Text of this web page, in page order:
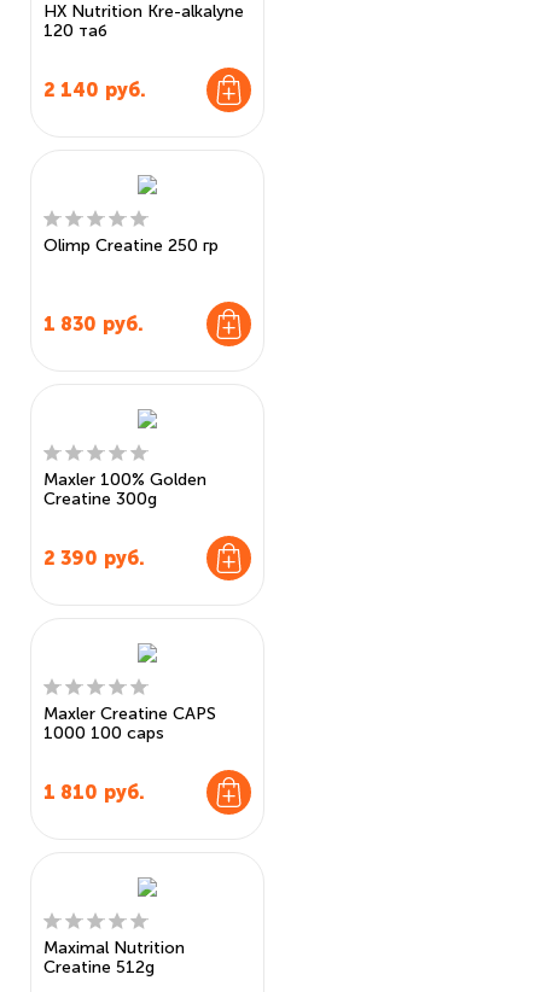
HX Nutrition Kre-alkalyne
120 таб
2 140 руб.
Olimp Creatine 250 гр
1 830 руб.
Maxler 100% Golden
Creatine 300g
2 390 руб.
Maxler Creatine CAPS
1000 100 caps
1 810 руб.
Maximal Nutrition
Creatine 512g